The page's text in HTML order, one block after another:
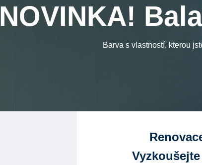
NOVINKA!
Barva s vlastností, kterou